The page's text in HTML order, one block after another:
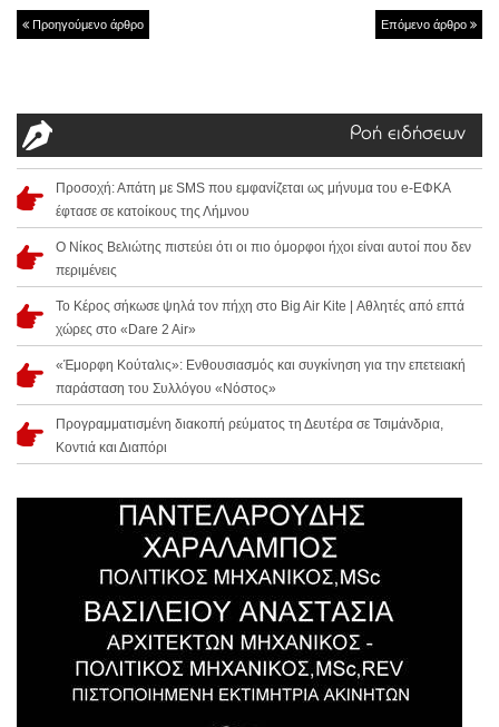
Προηγούμενο άρθρο Επόμενο άρθρο
Ροή ειδήσεων
Προσοχή: Απάτη με SMS που εμφανίζεται ως μήνυμα του e-ΕΦΚΑ
έφτασε σε κατοίκους της Λήμνου
Ο Νίκος Βελιώτης πιστεύει ότι οι πιο όμορφοι ήχοι είναι αυτοί που δεν
περιμένεις
Το Κέρος σήκωσε ψηλά τον πήχη στο Big Air Kite | Αθλητές από επτά
χώρες στο «Dare 2 Air»
«Έμορφη Κούταλις»: Ενθουσιασμός και συγκίνηση για την επετειακή
παράσταση του Συλλόγου «Νόστος»
Προγραμματισμένη διακοπή ρεύματος τη Δευτέρα σε Τσιμάνδρια,
Κοντιά και Διαπόρι